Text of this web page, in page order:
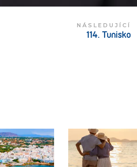
NÁSLEDUJÍCÍ
114. Tunisko